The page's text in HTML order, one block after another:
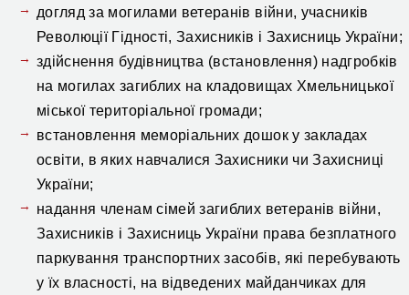
догляд за могилами ветеранів війни, учасників
Революції Гідності, Захисників і Захисниць України;
здійснення будівництва (встановлення) надгробків
на могилах загиблих на кладовищах Хмельницької
міської територіальної громади;
встановлення меморіальних дошок у закладах
освіти, в яких навчалися Захисники чи Захисниці
України;
надання членам сімей загиблих ветеранів війни,
Захисників і Захисниць України права безплатного
паркування транспортних засобів, які перебувають
у їх власності, на відведених майданчиках для